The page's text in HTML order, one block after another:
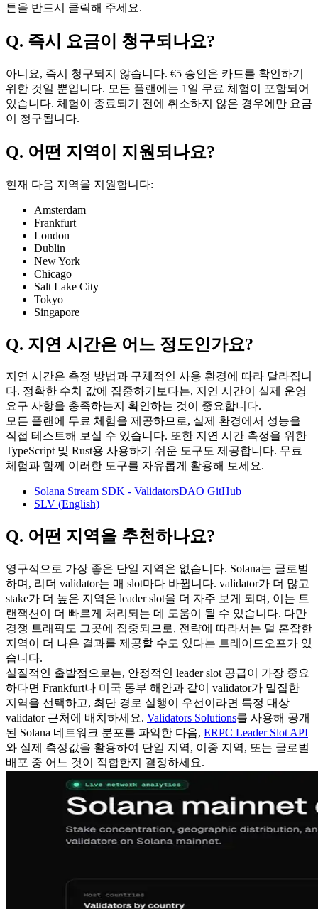
튼을 반드시 클릭해 주세요.
Q. 즉시 요금이 청구되나요?
아니요, 즉시 청구되지 않습니다. €5 승인은 카드를 확인하기
위한 것일 뿐입니다. 모든 플랜에는 1일 무료 체험이 포함되어
있습니다. 체험이 종료되기 전에 취소하지 않은 경우에만 요금
이 청구됩니다.
Q. 어떤 지역이 지원되나요?
현재 다음 지역을 지원합니다:
Amsterdam
Frankfurt
London
Dublin
New York
Chicago
Salt Lake City
Tokyo
Singapore
Q. 지연 시간은 어느 정도인가요?
지연 시간은 측정 방법과 구체적인 사용 환경에 따라 달라집니
다. 정확한 수치 값에 집중하기보다는, 지연 시간이 실제 운영
요구 사항을 충족하는지 확인하는 것이 중요합니다.
모든 플랜에 무료 체험을 제공하므로, 실제 환경에서 성능을
직접 테스트해 보실 수 있습니다. 또한 지연 시간 측정을 위한
TypeScript 및 Rust용 사용하기 쉬운 도구도 제공합니다. 무료
체험과 함께 이러한 도구를 자유롭게 활용해 보세요.
Solana Stream SDK - ValidatorsDAO GitHub
SLV (English)
Q. 어떤 지역을 추천하나요?
영구적으로 가장 좋은 단일 지역은 없습니다. Solana는 글로벌
하며, 리더 validator는 매 slot마다 바뀝니다. validator가 더 많고
stake가 더 높은 지역은 leader slot을 더 자주 보게 되며, 이는 트
랜잭션이 더 빠르게 처리되는 데 도움이 될 수 있습니다. 다만
경쟁 트래픽도 그곳에 집중되므로, 전략에 따라서는 덜 혼잡한
지역이 더 나은 결과를 제공할 수도 있다는 트레이드오프가 있
습니다.
실질적인 출발점으로는, 안정적인 leader slot 공급이 가장 중요
하다면 Frankfurt나 미국 동부 해안과 같이 validator가 밀집한
지역을 선택하고, 최단 경로 실행이 우선이라면 특정 대상
validator 근처에 배치하세요. Validators Solutions를 사용해 공개
된 Solana 네트워크 분포를 파악한 다음, ERPC Leader Slot API
와 실제 측정값을 활용하여 단일 지역, 이중 지역, 또는 글로벌
배포 중 어느 것이 적합한지 결정하세요.